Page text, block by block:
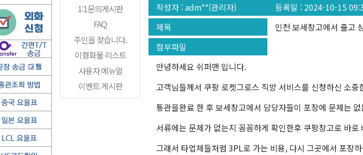
1:1문의게시판
FAQ
주인을 찾습니다.
이형화물 리스트
사용자 메뉴얼
이벤트 게시판
작성자 : adm**(관리자) 등록일 : 2024-10-15
제목
인천 보세창고에서 출고
첨부파일
안녕하세요 쉬퍼맨 입니다.
고객님들께서 쿠팡 로켓그로스 직방 서비스를 신청하신 소중
통관을완료 한 후 보세창고에서 담당자들이 포장에 문제는 없
서류에는 문제가 없는지 꼼꼼하게 확인한후 쿠팡창고로 바로
그래서 타업체들처럼 3PL로 가는 비용, 다시 그곳에서 포장